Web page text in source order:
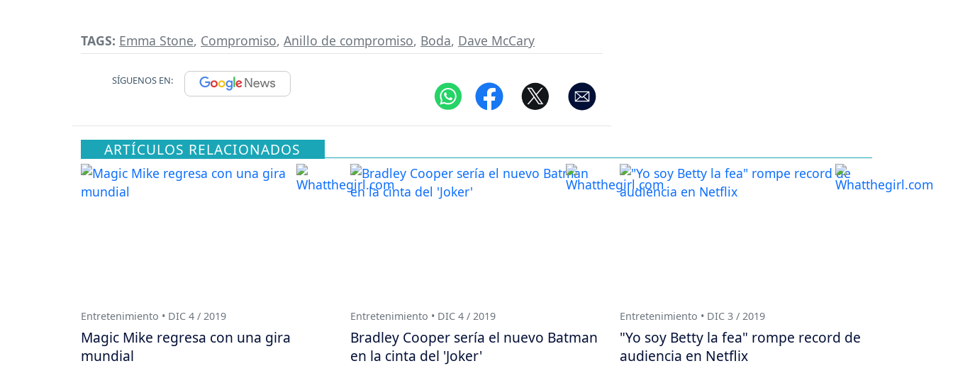
TAGS: Emma Stone, Compromiso, Anillo de compromiso, Boda, Dave McCary
SÍGUENOS EN:
ARTÍCULOS RELACIONADOS
Entretenimiento • DIC 4 / 2019
Magic Mike regresa con una gira
mundial
Entretenimiento • DIC 4 / 2019
Bradley Cooper sería el nuevo Batman
en la cinta del 'Joker'
Entretenimiento • DIC 3 / 2019
"Yo soy Betty la fea" rompe record de
audiencia en Netflix